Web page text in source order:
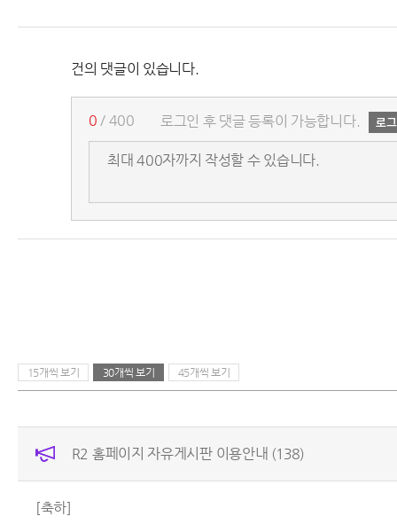
건의 댓글이 있습니다.
로그인 후 댓글 등록이 가능합니다.
0 / 400
15개씩 보기 30개씩 보기 45개씩 보기
R2 홈페이지 자유게시판 이용안내 (138)
[축하]